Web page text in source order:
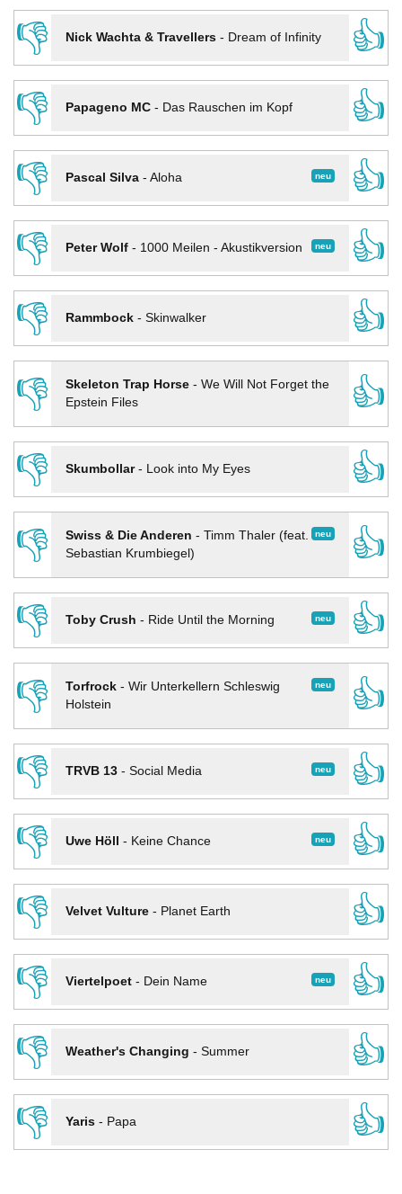
👎
Nick Wachta & Travellers- Dream of Infinity
👍
👎
Papageno MC- Das Rauschen im Kopf
👍
👎
neu
Pascal Silva- Aloha
👍
👎
neu
Peter Wolf- 1000 Meilen - Akustikversion
👍
👎
Rammbock- Skinwalker
👍
👎
Skeleton Trap Horse- We Will Not Forget the
Epstein Files
👍
👎
Skumbollar- Look into My Eyes
👍
👎
neu
Swiss & Die Anderen - Timm Thaler (feat.
Sebastian Krumbiegel)
👍
👎
neu
Toby Crush - Ride Until the Morning
👍
👎
neu
Torfrock- Wir Unterkellern Schleswig
Holstein
👍
👎
neu
TRVB 13- Social Media
👍
👎
neu
Uwe Höll - Keine Chance
👍
👎
Velvet Vulture- Planet Earth
👍
👎
neu
Viertelpoet- Dein Name
👍
👎
Weather's Changing - Summer
👍
👎
Yaris- Papa 👍